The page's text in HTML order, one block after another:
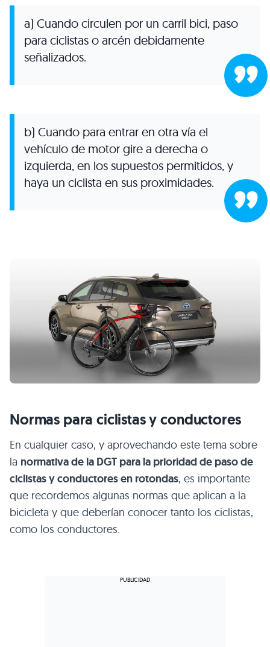
a) Cuando circulen por un carril bici, paso
para ciclistas o arcén debidamente
señalizados.
b) Cuando para entrar en otra vía el
vehículo de motor gire a derecha o
izquierda, en los supuestos permitidos, y
haya un ciclista en sus proximidades.
Normas para ciclistas y conductores
En cualquier caso, y aprovechando este tema sobre
la normativa de la DGT para la prioridad de paso de
ciclistas y conductores en rotondas, es importante
que recordemos algunas normas que aplican a la
bicicleta y que deberían conocer tanto los ciclistas,
como los conductores.